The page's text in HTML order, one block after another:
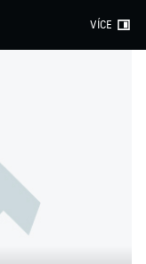
VÍCE